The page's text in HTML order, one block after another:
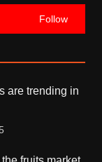
Follow
are trending in